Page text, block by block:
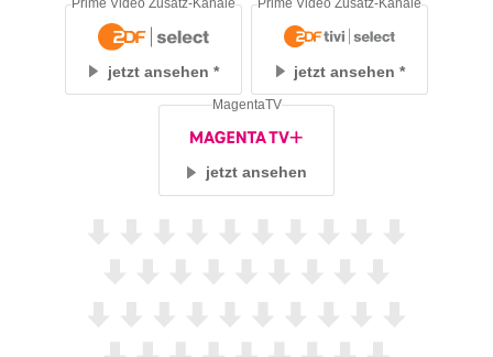
jetzt ansehen
Prime Video Zusatz-Kanäle
jetzt ansehen
Prime Video Zusatz-Kanäle
jetzt ansehen
MagentaTV